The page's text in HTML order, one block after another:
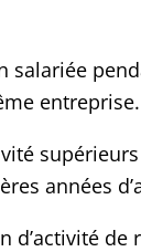
salariée
entreprise.
années
d’activité de